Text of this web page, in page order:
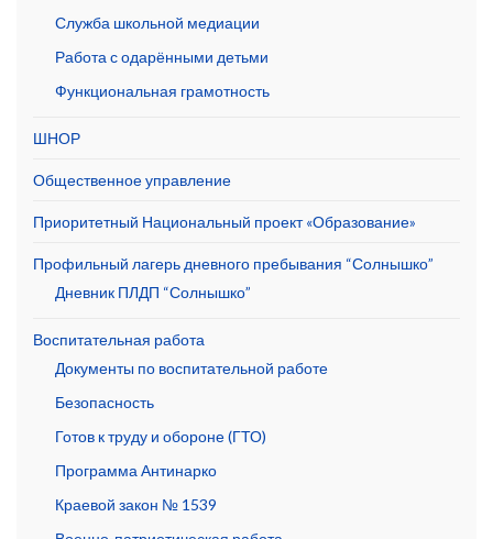
Служба школьной медиации
Работа с одарёнными детьми
Функциональная грамотность
ШНОР
Общественное управление
Приоритетный Национальный проект «Образование»
Профильный лагерь дневного пребывания “Солнышко”
Дневник ПЛДП “Солнышко”
Воспитательная работа
Документы по воспитательной работе
Безопасность
Готов к труду и обороне (ГТО)
Программа Антинарко
Краевой закон № 1539